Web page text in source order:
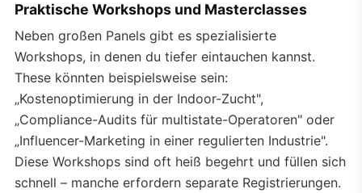
Praktische Workshops und Masterclasses
Neben großen Panels gibt es spezialisierte
Workshops, in denen du tiefer eintauchen kannst.
These könnten beispielsweise sein:
„Kostenoptimierung in der Indoor-Zucht",
„Compliance-Audits für multistate-Operatoren" oder
„Influencer-Marketing in einer regulierten Industrie".
Diese Workshops sind oft heiß begehrt und füllen sich
schnell – manche erfordern separate Registrierungen.